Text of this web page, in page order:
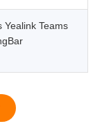
Yealink Teams